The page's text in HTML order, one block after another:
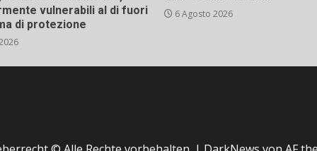
vulnerabili al di fuori
di protezione
6 Agosto 2026